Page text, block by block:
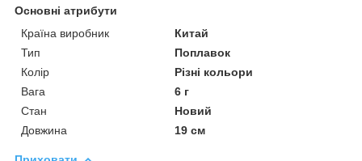
Основні атрибути
Країна виробник
Китай
Тип
Поплавок
Колір
Різні кольори
Вага
6 г
Стан
Новий
Довжина
19 см